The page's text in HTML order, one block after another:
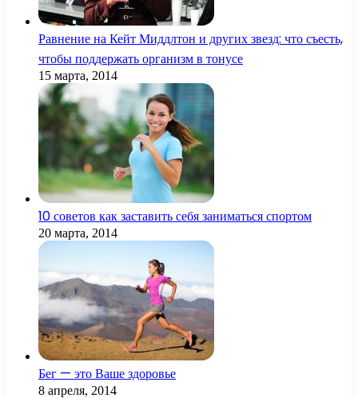
Равнение на Кейт Миддлтон и других звезд: что съесть,
чтобы поддержать организм в тонусе
15 марта, 2014
10 советов как заставить себя заниматься спортом
20 марта, 2014
Бег — это Ваше здоровье
8 апреля, 2014